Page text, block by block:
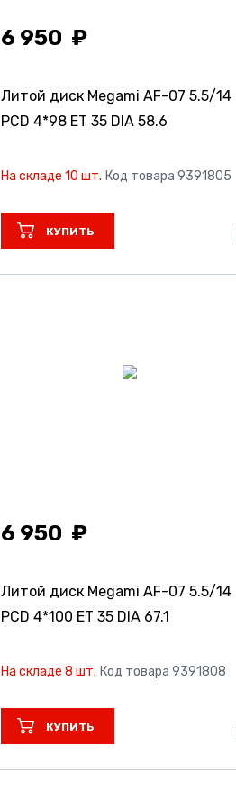
6 950
Литой диск Megami AF-07 5.5/14
PCD 4*98 ET 35 DIA 58.6
На складе 10 шт. Код товара 9391805
КУПИТЬ
6 950
Литой диск Megami AF-07 5.5/14
PCD 4*100 ET 35 DIA 67.1
На складе 8 шт. Код товара 9391808
КУПИТЬ